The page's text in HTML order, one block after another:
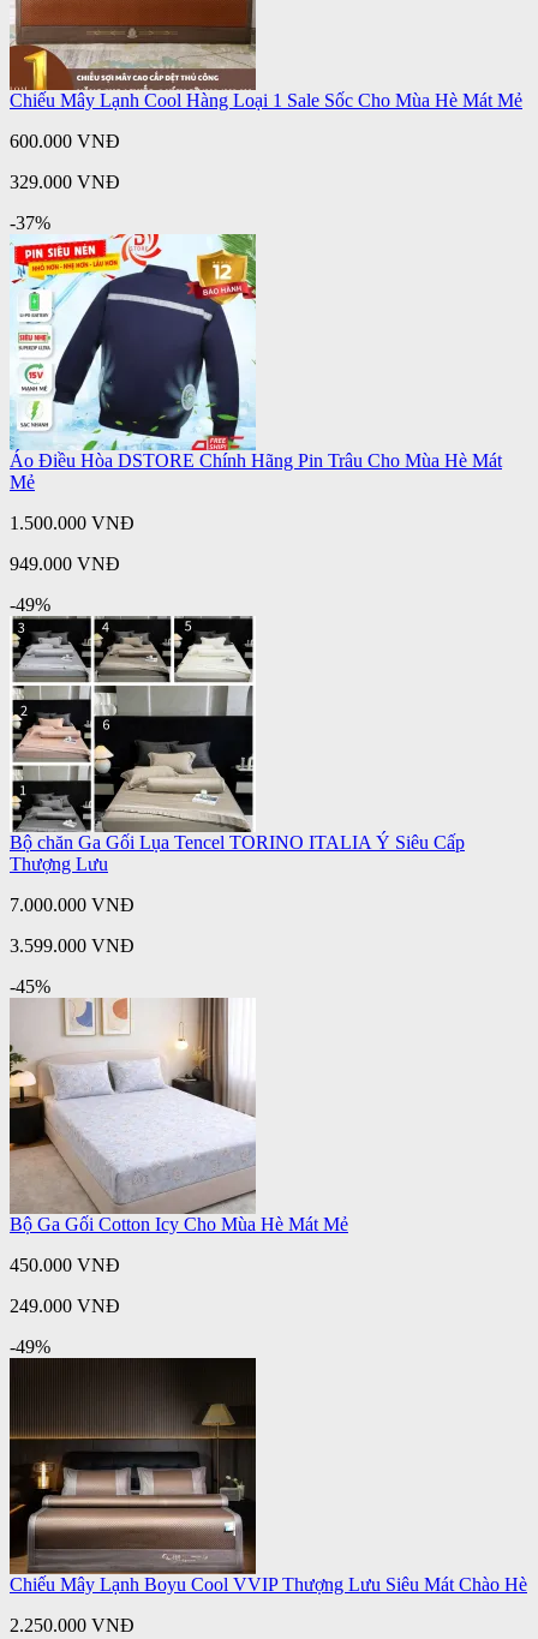
Chiếu Mây Lạnh Cool Hàng Loại 1 Sale Sốc Cho Mùa Hè Mát Mẻ
600.000 VNĐ
329.000 VNĐ
-37%
Áo Điều Hòa DSTORE Chính Hãng Pin Trâu Cho Mùa Hè Mát
Mẻ
1.500.000 VNĐ
949.000 VNĐ
-49%
Bộ chăn Ga Gối Lụa Tencel TORINO ITALIA Ý Siêu Cấp
Thượng Lưu
7.000.000 VNĐ
3.599.000 VNĐ
-45%
Bộ Ga Gối Cotton Icy Cho Mùa Hè Mát Mẻ
450.000 VNĐ
249.000 VNĐ
-49%
Chiếu Mây Lạnh Boyu Cool VVIP Thượng Lưu Siêu Mát Chào Hè
2.250.000 VNĐ